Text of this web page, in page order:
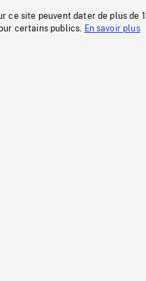
ce site peuvent dater de plus de
certains publics.
En savoir plus